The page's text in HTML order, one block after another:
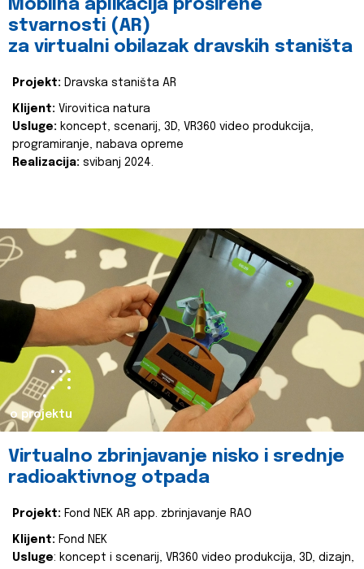
Mobilna aplikacija proširene
stvarnosti (AR)
za virtualni obilazak dravskih staništa
Projekt: Dravska staništa AR
Klijent: Virovitica natura
Usluge: koncept, scenarij, 3D, VR360 video produkcija,
programiranje, nabava opreme
Realizacija: svibanj 2024.
o projektu
Virtualno zbrinjavanje nisko i srednje
radioaktivnog otpada
Projekt: Fond NEK AR app. zbrinjavanje RAO
Klijent: Fond NEK
Usluge: koncept i scenarij, VR360 video produkcija, 3D, dizajn,